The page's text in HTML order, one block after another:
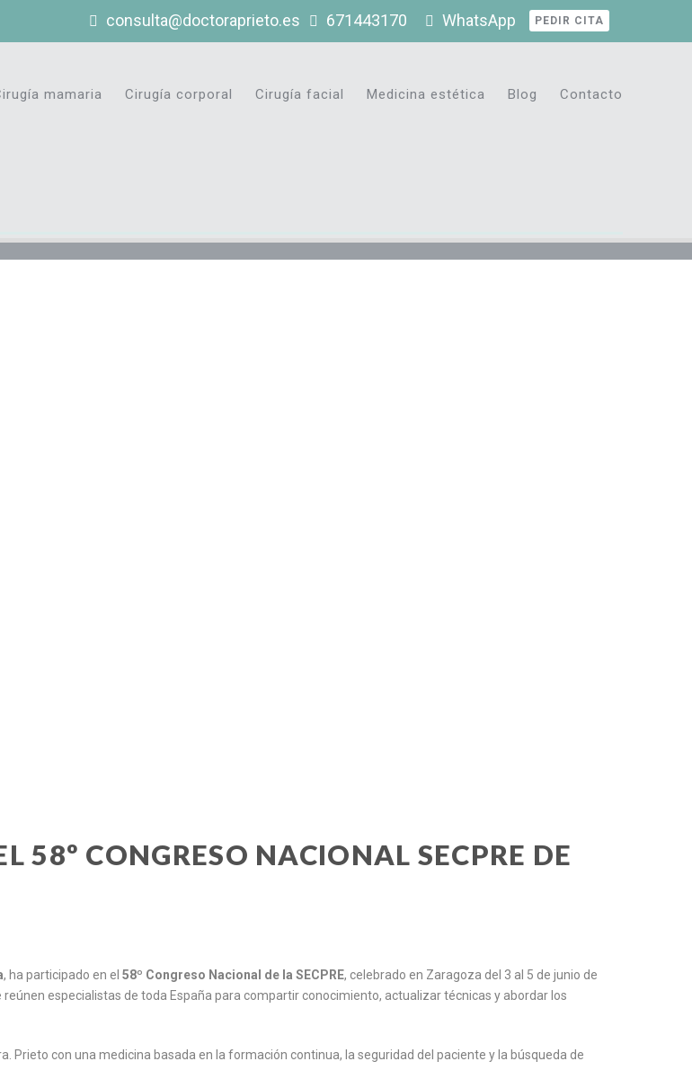
PEDIR CITA
consulta@doctoraprieto.es 671443170 WhatsApp
mamaria Cirugía corporal Cirugía facial Medicina estética Blog Contacto
58º CONGRESO NACIONAL SECPRE DE
, ha participado en el 58º Congreso Nacional de la SECPRE, celebrado en Zaragoza del 3 al 5 de junio de
especialistas de toda España para compartir conocimiento, actualizar técnicas y abordar los
con una medicina basada en la formación continua, la seguridad del paciente y la búsqueda de